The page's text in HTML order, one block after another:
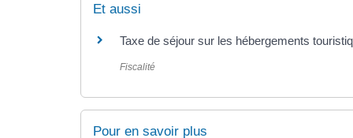
Et aussi
Taxe de séjour sur les hébergements
Fiscalité
Pour en savoir plus